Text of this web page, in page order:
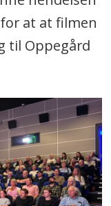
at at filmen
til Oppegård